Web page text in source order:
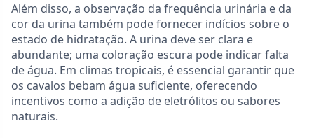
Além disso, a observação da frequência urinária e da
cor da urina também pode fornecer indícios sobre o
estado de hidratação. A urina deve ser clara e
abundante; uma coloração escura pode indicar falta
de água. Em climas tropicais, é essencial garantir que
os cavalos bebam água suficiente, oferecendo
incentivos como a adição de eletrólitos ou sabores
naturais.